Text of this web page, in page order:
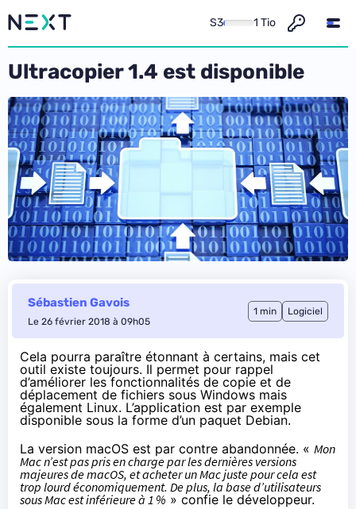
S3 1 Tio
Ultracopier 1.4 est disponible
Sébastien Gavois
Le 26 février 2018 à 09h05
1 min Logiciel
Cela pourra paraître étonnant à certains, mais cet
outil existe toujours. Il permet pour rappel
d’améliorer les fonctionnalités de copie et de
déplacement de fichiers sous Windows mais
également Linux. L’application est par exemple
disponible sous la forme d’un paquet Debian.
La version macOS est par contre abandonnée. « Mon
Mac n’est pas pris en charge par les dernières versions
majeures de macOS, et acheter un Mac juste pour cela est
trop lourd économiquement. De plus, la base d’utilisateurs
sous Mac est inférieure à 1 % » confie le développeur.